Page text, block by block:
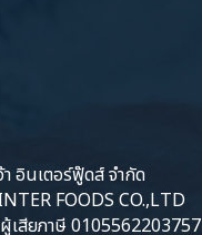
อินเตอร์ฟู๊ดส์ จำกัด
FOODS CO.,LTD
ผู้เสียภาษี 0105562203757